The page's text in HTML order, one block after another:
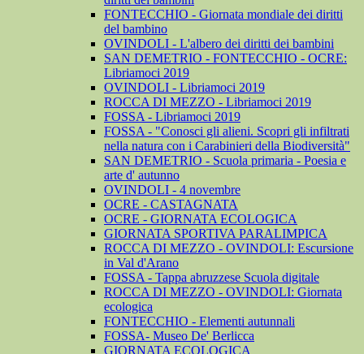
FONTECCHIO - Giornata mondiale dei diritti
del bambino
OVINDOLI - L'albero dei diritti dei bambini
SAN DEMETRIO - FONTECCHIO - OCRE:
Libriamoci 2019
OVINDOLI - Libriamoci 2019
ROCCA DI MEZZO - Libriamoci 2019
FOSSA - Libriamoci 2019
FOSSA - "Conosci gli alieni. Scopri gli infiltrati
nella natura con i Carabinieri della Biodiversità"
SAN DEMETRIO - Scuola primaria - Poesia e
arte d' autunno
OVINDOLI - 4 novembre
OCRE - CASTAGNATA
OCRE - GIORNATA ECOLOGICA
GIORNATA SPORTIVA PARALIMPICA
ROCCA DI MEZZO - OVINDOLI: Escursione
in Val d'Arano
FOSSA - Tappa abruzzese Scuola digitale
ROCCA DI MEZZO - OVINDOLI: Giornata
ecologica
FONTECCHIO - Elementi autunnali
FOSSA- Museo De' Berlicca
GIORNATA ECOLOGICA